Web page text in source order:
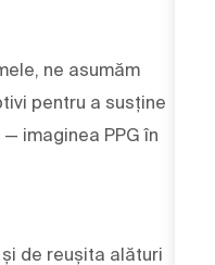
ne asumăm
pentru a susține
imaginea PPG în
de reușita alături